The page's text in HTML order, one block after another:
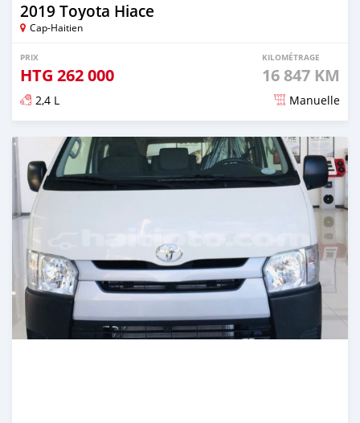
2019 Toyota Hiace
Cap-Haitien
PRIX
HTG 262 000
KILOMÉTRAGE
16 847 KM
2,4 L Manuelle
Publié il y a plus de 2 ans